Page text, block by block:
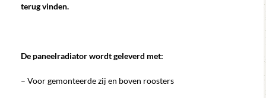
terug vinden.
De paneelradiator wordt geleverd met:
– Voor gemonteerde zij en boven roosters